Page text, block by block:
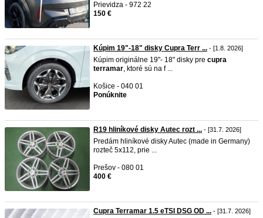
Prievidza - 972 22
150 €
Kúpim 19"-18" disky Cupra Terr ... - [1.8. 2026]
Kúpim originálne 19"- 18" disky pre cupra
terramar, ktoré sú na f ...
Košice - 040 01
Ponúknite
R19 hliníkové disky Autec rozt ... - [31.7. 2026]
Predám hliníkové disky Autec (made in Germany)
rozteč 5x112, prie ...
Prešov - 080 01
400 €
Cupra Terramar 1.5 eTSI DSG OD ... - [31.7. 2026]